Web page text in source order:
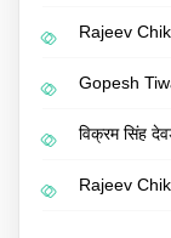
Rajeev
Gopesh
विक्रम सिंह
Rajeev